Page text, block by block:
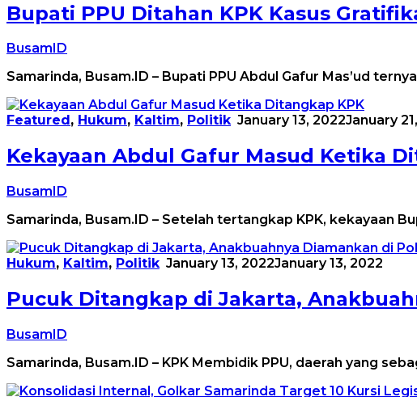
Bupati PPU Ditahan KPK Kasus
BusamID
Samarinda, Busam.ID – Bupati PPU Abdul Gafur Mas’ud
Featured , Hukum, Kaltim, Politik January 13, 2022January
Kekayaan Abdul Gafur Masud Ketika
BusamID
Samarinda, Busam.ID – Setelah tertangkap KPK, kekayaan
Hukum, Kaltim, Politik January 13, 2022January 13, 2022
Pucuk Ditangkap di Jakarta,
BusamID
Samarinda, Busam.ID – KPK Membidik PPU, daerah yang